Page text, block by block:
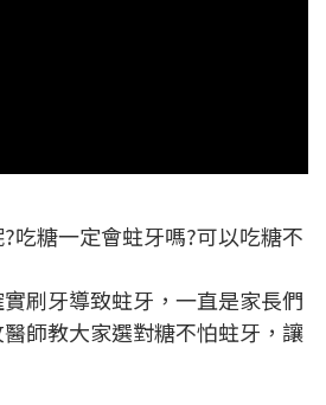
吃糖一定會蛀牙嗎?可以吃糖不
刷牙導致蛀牙，一直是家長們
師教大家選對糖不怕蛀牙，讓